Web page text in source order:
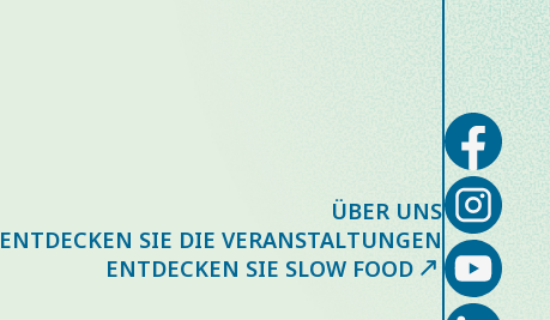
ÜBER UNS
ENTDECKEN SIE DIE VERANSTALTUNGEN
ENTDECKEN SIE SLOW FOOD